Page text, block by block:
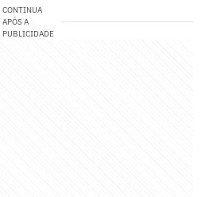
CONTINUA
APÓS A
PUBLICIDADE